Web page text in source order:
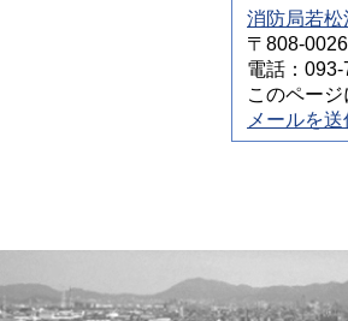
消防局若松
〒808-
電話：
このペー
メールを